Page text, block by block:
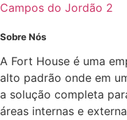
Campos do Jordão 2
Sobre Nós
A Fort House é uma
alto padrão onde em
a solução completa
áreas internas e